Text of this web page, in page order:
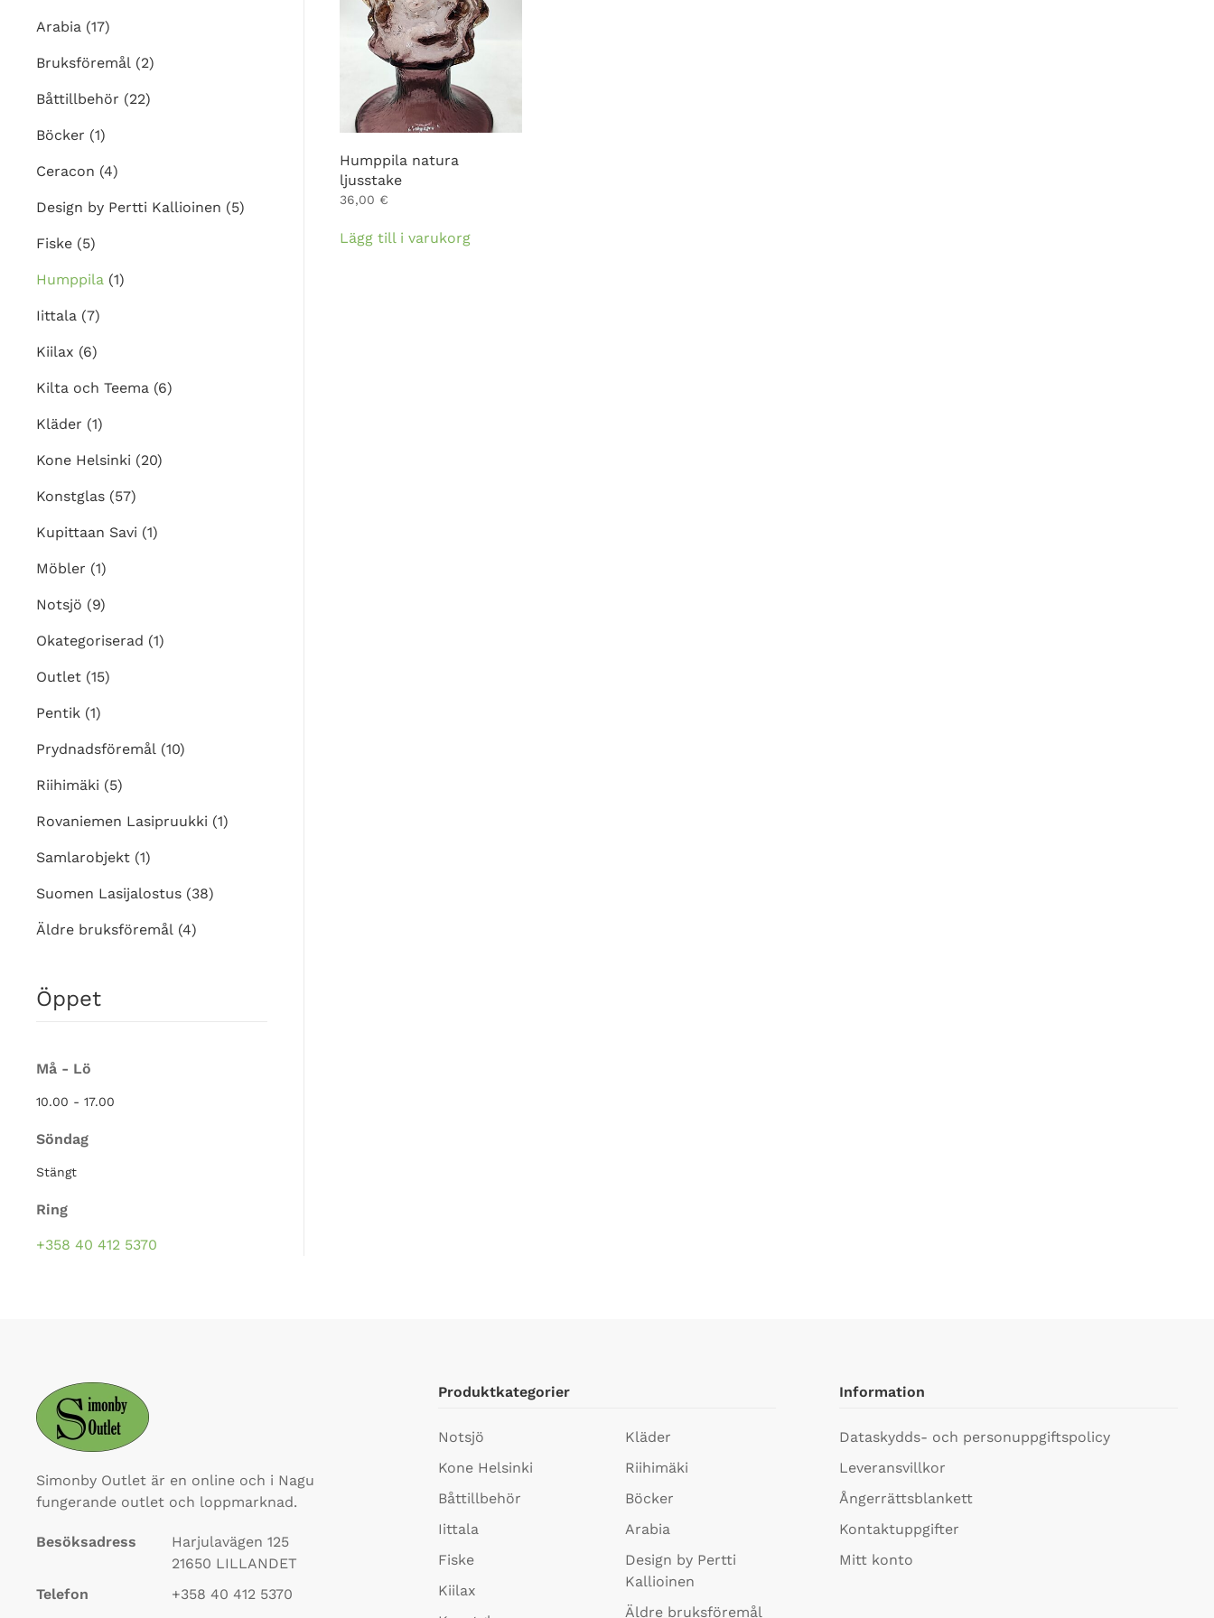
Humppila natura
ljusstake
36,00 €
Lägg till i varukorg
Arabia (17)
Bruksföremål (2)
Båttillbehör (22)
Böcker (1)
Ceracon (4)
Design by Pertti Kallioinen (5)
Fiske (5)
Humppila (1)
Iittala (7)
Kiilax (6)
Kilta och Teema (6)
Kläder (1)
Kone Helsinki (20)
Konstglas (57)
Kupittaan Savi (1)
Möbler (1)
Notsjö (9)
Okategoriserad (1)
Outlet (15)
Pentik (1)
Prydnadsföremål (10)
Riihimäki (5)
Rovaniemen Lasipruukki (1)
Samlarobjekt (1)
Suomen Lasijalostus (38)
Äldre bruksföremål (4)
Öppet
Må - Lö
10.00 - 17.00
Söndag
Stängt
Ring
+358 40 412 5370
Simonby Outlet är en online och i Nagu
fungerande outlet och loppmarknad.
Besöksadress
Harjulavägen 125
21650 LILLANDET
Telefon
+358 40 412 5370
Produktkategorier
Notsjö
Kone Helsinki
Båttillbehör
Iittala
Fiske
Kiilax
Kläder
Riihimäki
Böcker
Arabia
Design by Pertti
Kallioinen
Äldre bruksföremål
Information
Dataskydds- och personuppgiftspolicy
Leveransvillkor
Ångerrättsblankett
Kontaktuppgifter
Mitt konto